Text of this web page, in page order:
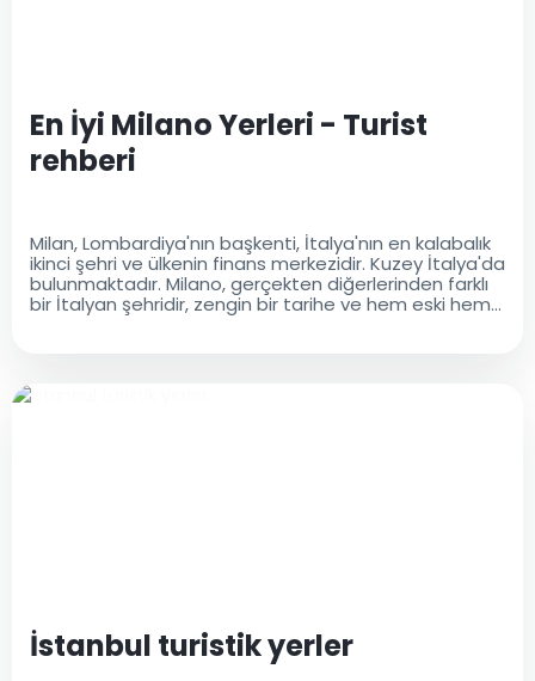
En İyi Milano Yerleri - Turist
rehberi
Milan, Lombardiya'nın başkenti, İtalya'nın en kalabalık
ikinci şehri ve ülkenin finans merkezidir. Kuzey İtalya'da
bulunmaktadır. Milano, gerçekten diğerlerinden farklı
bir İtalyan şehridir, zengin bir tarihe ve hem eski hem
İstanbul turistik yerler